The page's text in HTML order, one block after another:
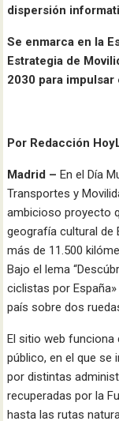
dispersión
Se enmarca en la
Estrategia de
2030 para impulsar
Por Redacción
Madrid – En el Día
Transportes y
ambicioso proyecto
geografía cultural de
más de 11.500
Bajo el lema
ciclistas por
país sobre dos
El sitio web
público, en el que
por distintas
recuperadas por la
hasta las rutas